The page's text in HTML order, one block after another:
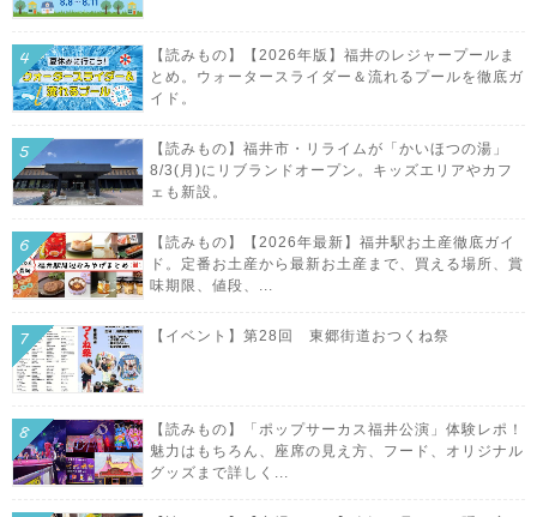
【読みもの】【2026年版】福井のレジャープールま
とめ。ウォータースライダー＆流れるプールを徹底ガ
イド。
【読みもの】福井市・リライムが「かいほつの湯」
8/3(月)にリブランドオープン。キッズエリアやカフ
ェも新設。
【読みもの】【2026年最新】福井駅お土産徹底ガイ
ド。定番お土産から最新お土産まで、買える場所、賞
味期限、値段、...
【イベント】第28回 東郷街道おつくね祭
【読みもの】「ポップサーカス福井公演」体験レポ！
魅力はもちろん、座席の見え方、フード、オリジナル
グッズまで詳しく...